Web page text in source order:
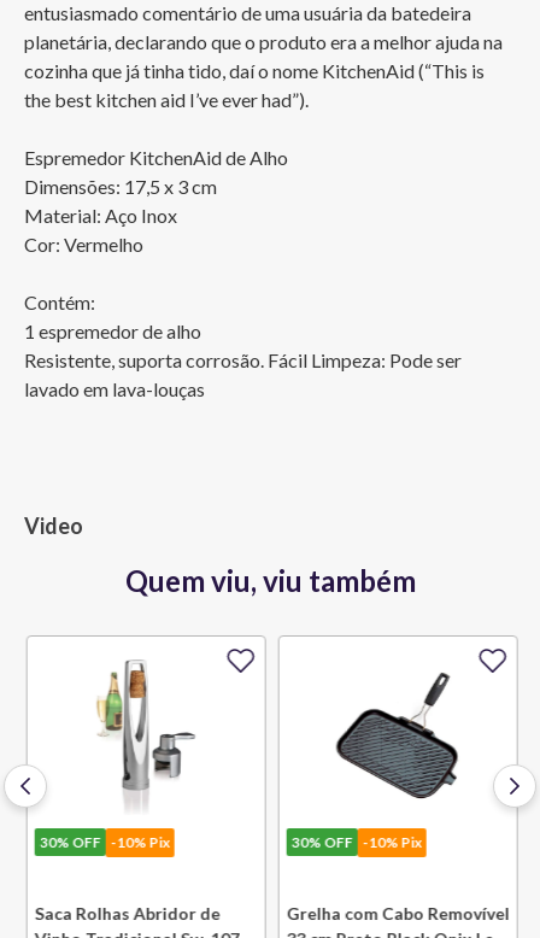
entusiasmado comentário de uma usuária da batedeira
planetária, declarando que o produto era a melhor ajuda na
cozinha que já tinha tido, daí o nome KitchenAid (“This is
the best kitchen aid I’ve ever had”).
Espremedor KitchenAid de Alho
Dimensões: 17,5 x 3 cm
Material: Aço Inox
Cor: Vermelho
Contém:
1 espremedor de alho
Resistente, suporta corrosão. Fácil Limpeza: Pode ser
lavado em lava-louças
Video
Quem viu, viu também
30%OFF -10% Pix
Saca Rolhas Abridor de
30%OFF -10% Pix
Grelha com Cabo Removível